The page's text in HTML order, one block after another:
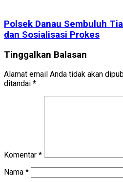
Polsek Danau Sembuluh
dan Sosialisasi Prokes
Tinggalkan Balasan
Alamat email Anda tidak akan
ditandai *
Komentar *
Nama *